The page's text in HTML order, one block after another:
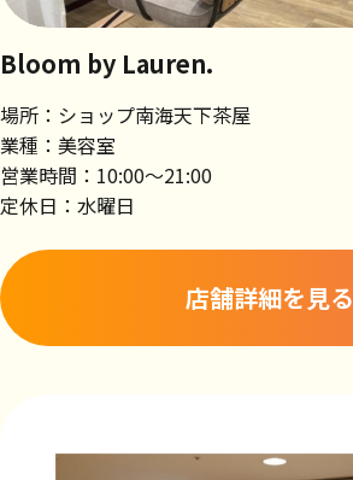
Bloom by Lauren.
場所：ショップ南海天下茶屋
業種：美容室
営業時間：10:00～21:00
定休日：水曜日
店舗詳細を見る